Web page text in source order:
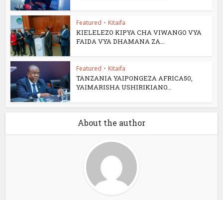
Featured • Kitaifa
KIELELEZO KIPYA CHA VIWANGO VYA
FAIDA VYA DHAMANA ZA...
Featured • Kitaifa
TANZANIA YAIPONGEZA AFRICA50,
YAIMARISHA USHIRIKIANO...
About the author